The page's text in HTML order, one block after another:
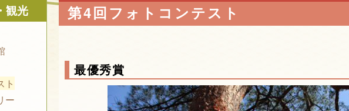
第4回フォトコンテスト
最優秀賞
観光
ト
ー